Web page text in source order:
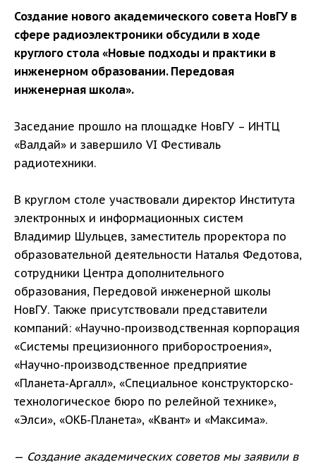
Создание нового академического совета НовГУ в
сфере радиоэлектроники обсудили в ходе
круглого стола «Новые подходы и практики в
инженерном образовании. Передовая
инженерная школа».
Заседание прошло на площадке НовГУ – ИНТЦ
«Валдай» и завершило VI Фестиваль
радиотехники.
В круглом столе участвовали директор Института
электронных и информационных систем
Владимир Шульцев, заместитель проректора по
образовательной деятельности Наталья Федотова,
сотрудники Центра дополнительного
образования, Передовой инженерной школы
НовГУ. Также присутствовали представители
компаний: «Научно-производственная корпорация
«Системы прецизионного приборостроения»,
«Научно-производственное предприятие
«Планета-Аргалл», «Специальное конструкторско-
технологическое бюро по релейной технике»,
«Элси», «ОКБ-Планета», «Квант» и «Максима».
— Создание академических советов мы заявили в